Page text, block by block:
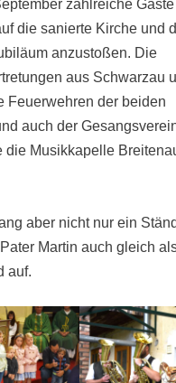
zahlreiche
die sanierte Kirche und
anzustoßen. Die
aus Schwarzau
Feuerwehren der beiden
auch der
die Musikkapelle
aber nicht nur ein
Martin auch gleich
auf.